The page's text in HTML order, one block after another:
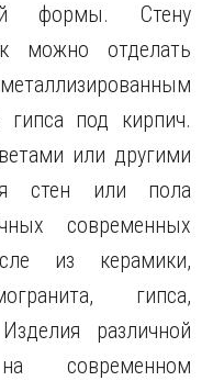
формы. Стену
можно отделать
под кирпич.
или другими
стен или пола
современных
из керамики,
гипса,
различной
современном